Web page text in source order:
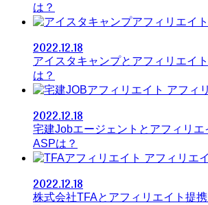
は？
2022.12.18
アイスタキャンプとアフィリエイ
は？
アフィ
2022.12.18
宅建Jobエージェントとアフィリエ
ASPは？
アフィリエ
2022.12.18
株式会社TFAとアフィリエイト提